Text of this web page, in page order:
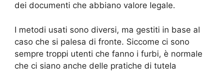
dei documenti che abbiano valore legale.
I metodi usati sono diversi, ma gestiti in base al
caso che si palesa di fronte. Siccome ci sono
sempre troppi utenti che fanno i furbi, è normale
che ci siano anche delle pratiche di tutela